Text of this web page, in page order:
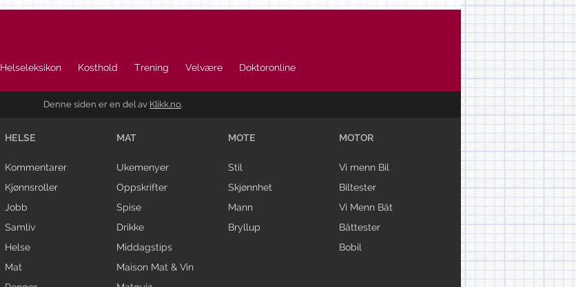
Helseleksikon Kosthold Trening Velvære Doktoronline
Denne siden er en del av Klikk.no.
HELSE
Kommentarer
Kjønnsroller
Jobb
Samliv
Helse
Mat
MAT
Ukemenyer
Oppskrifter
Spise
Drikke
Middagstips
Maison Mat & Vin
MOTE
Stil
Skjønnhet
Mann
Bryllup
MOTOR
Vi menn Bil
Biltester
Vi Menn Båt
Båttester
Bobil